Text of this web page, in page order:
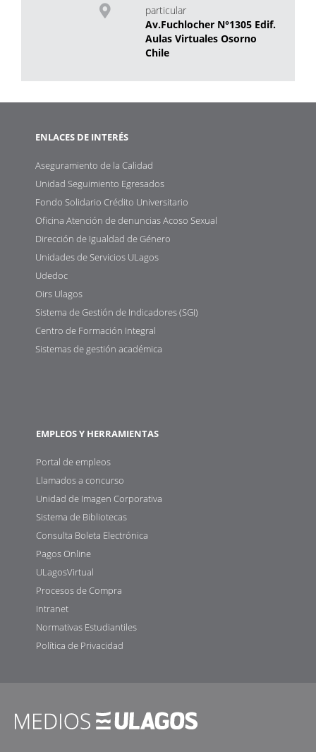
particular
Av.Fuchlocher N°1305 Edif.
Aulas Virtuales Osorno
Chile
ENLACES DE INTERÉS
Aseguramiento de la Calidad
Unidad Seguimiento Egresados
Fondo Solidario Crédito Universitario
Oficina Atención de denuncias Acoso Sexual
Dirección de Igualdad de Género
Unidades de Servicios ULagos
Udedoc
Oirs Ulagos
Sistema de Gestión de Indicadores (SGI)
Centro de Formación Integral
Sistemas de gestión académica
EMPLEOS Y HERRAMIENTAS
Portal de empleos
Llamados a concurso
Unidad de Imagen Corporativa
Sistema de Bibliotecas
Consulta Boleta Electrónica
Pagos Online
ULagosVirtual
Procesos de Compra
Intranet
Normativas Estudiantiles
Política de Privacidad